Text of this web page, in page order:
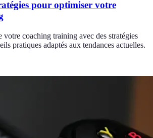
pour optimiser votre
coaching training avec des stratégies
pratiques adaptés aux tendances actuelles.